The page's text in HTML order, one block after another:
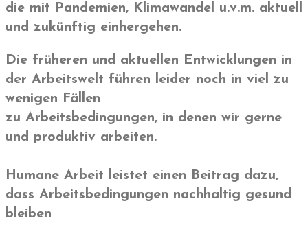
die mit Pandemien, Klimawandel u.v.m. aktuell
und zukünftig einhergehen.
Die früheren und aktuellen Entwicklungen in
der Arbeitswelt führen leider noch in viel zu
wenigen Fällen
zu Arbeitsbedingungen, in denen wir gerne
und produktiv arbeiten.
Humane Arbeit leistet einen Beitrag dazu,
dass Arbeitsbedingungen nachhaltig gesund
bleiben